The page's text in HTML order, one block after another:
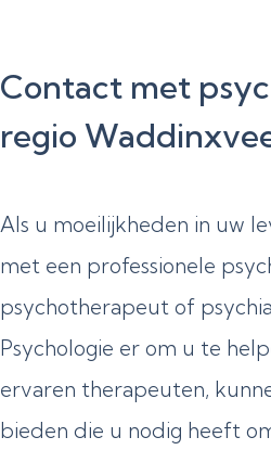
Contact met
regio
Als u moeilijkheden in uw
met een professionele
psychotherapeut of
Psychologie er om u te
ervaren therapeuten,
bieden die u nodig heeft